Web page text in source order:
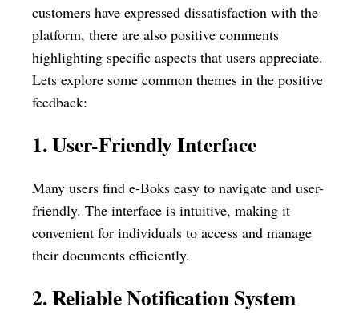
customers have expressed dissatisfaction with the
platform, there are also positive comments
highlighting specific aspects that users appreciate.
Lets explore some common themes in the positive
feedback:
1. User-Friendly Interface
Many users find e-Boks easy to navigate and user-
friendly. The interface is intuitive, making it
convenient for individuals to access and manage
their documents efficiently.
2. Reliable Notification System